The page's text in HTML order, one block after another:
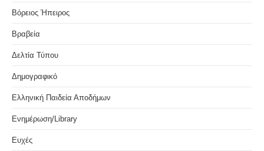
Βόρειος Ήπειρος
Βραβεία
Δελτία Τύπου
Δημογραφικό
Ελληνική Παιδεία Αποδήμων
Ενημέρωση/Library
Ευχές